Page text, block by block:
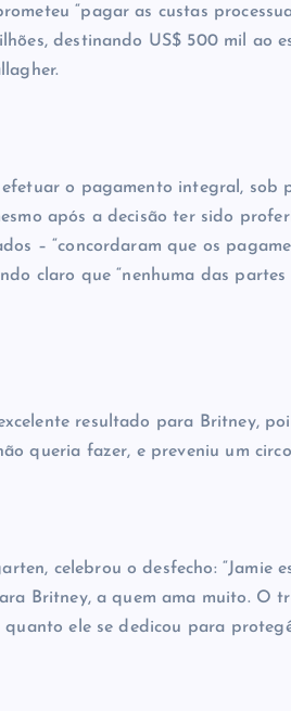
“pagar as custas
destinando US$ 500 mil ao
o pagamento integral, sob
após a decisão ter sido
– “concordaram que os
claro que “nenhuma das
resultado para Britney,
queria fazer, e preveniu um
celebrou o desfecho: “Jamie
Britney, a quem ama muito. O
ele se dedicou para